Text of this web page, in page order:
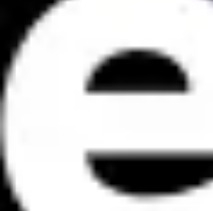
Tworzenie diagramów i map